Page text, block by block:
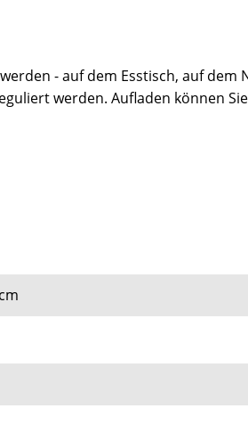
- auf dem Esstisch, auf
werden. Aufladen können